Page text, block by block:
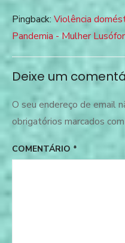
Pingback: Violência
Pandemia - Mulher
Deixe um
O seu endereço de email
obrigatórios marcados com
COMENTÁRIO *